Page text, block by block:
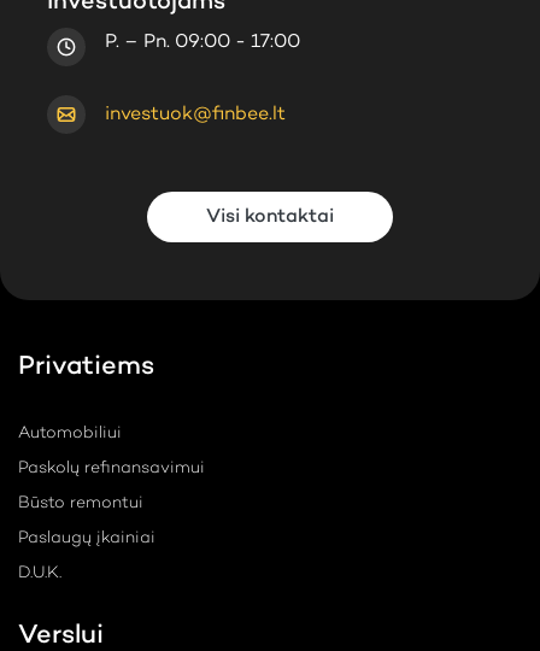
P. – Pn. 09:00 - 17:00
investuok@finbee.lt
Visi kontaktai
Privatiems
Automobiliui
Paskolų refinansavimui
Būsto remontui
Paslaugų įkainiai
D.U.K.
Verslui